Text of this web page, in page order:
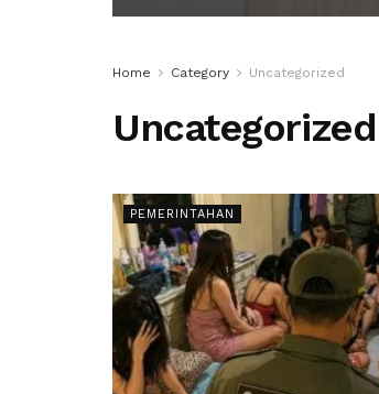
Home Category Uncategorized
Uncategorized
PEMERINTAHAN